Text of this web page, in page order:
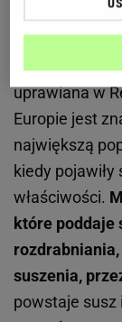
roślinę
Rooibos,
uprawiana w
Europie jest
największą
kiedy
właściwości.
które poddaje
suszenia,
powstaje susz